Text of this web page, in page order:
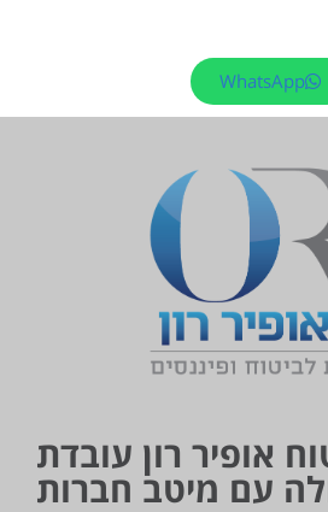
WhatsApp
אופיר רון עובדת
עם מיטב חברות